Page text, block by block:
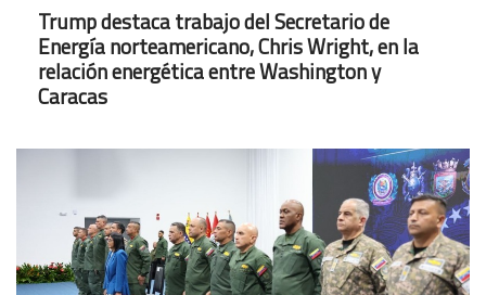
Trump destaca trabajo del Secretario de
Energía norteamericano, Chris Wright, en la
relación energética entre Washington y
Caracas